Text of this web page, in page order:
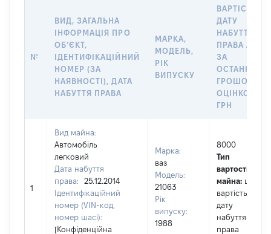
№
ВИД, ЗАГАЛЬНА
ІНФОРМАЦІЯ ПРО
ОБʼЄКТ,
ІДЕНТИФІКАЦІЙНИЙ
НОМЕР (ЗА
НАЯВНОСТІ), ДАТА
НАБУТТЯ ПРАВА
МАРКА,
МОДЕЛЬ,
РІК
ВИПУСКУ
ВАРТІСТЬ НА
ДАТУ
НАБУТТЯ
ПРАВА АБО
ЗА
ГРОШОВОЮ
ОЦІНКОЮ,
ГРН
1
Вид майна:
Автомобіль
легковий
Дата набуття
права:
25.12.2014
Ідентифікаційний
номер (VIN-код,
номер шасі):
[Конфіденційна
Марка:
ваз
Модель:
21063
Рік
випуску:
1988
8000
Тип
вартості
майна: це
вартість на
дату
набуття
права